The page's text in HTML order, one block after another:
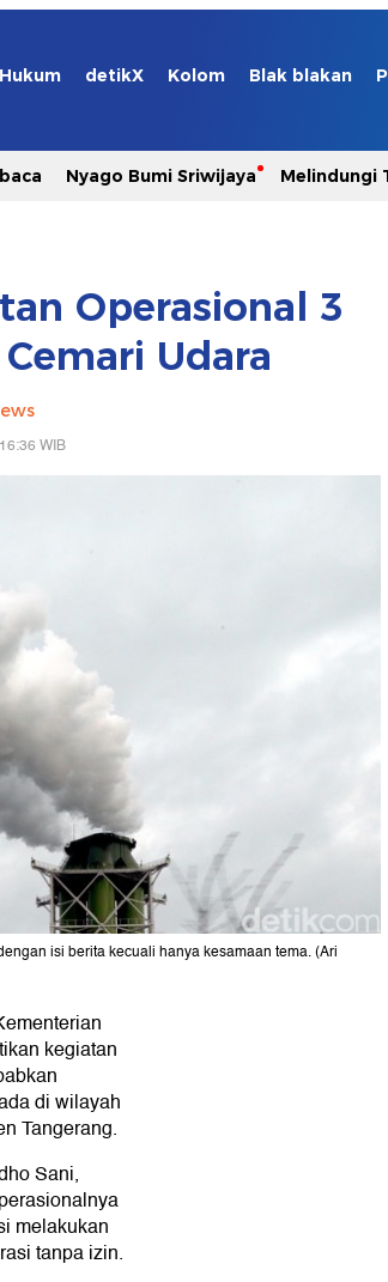
Hukum detikX Kolom Blak blakan
Nyago Bumi Sriwijaya Melindungi
Operasional 3
Udara
WIB
isi berita kecuali hanya kesamaan tema. (Ari
kegiatan
di wilayah
Tangerang.
Sani,
melakukan
tanpa izin.